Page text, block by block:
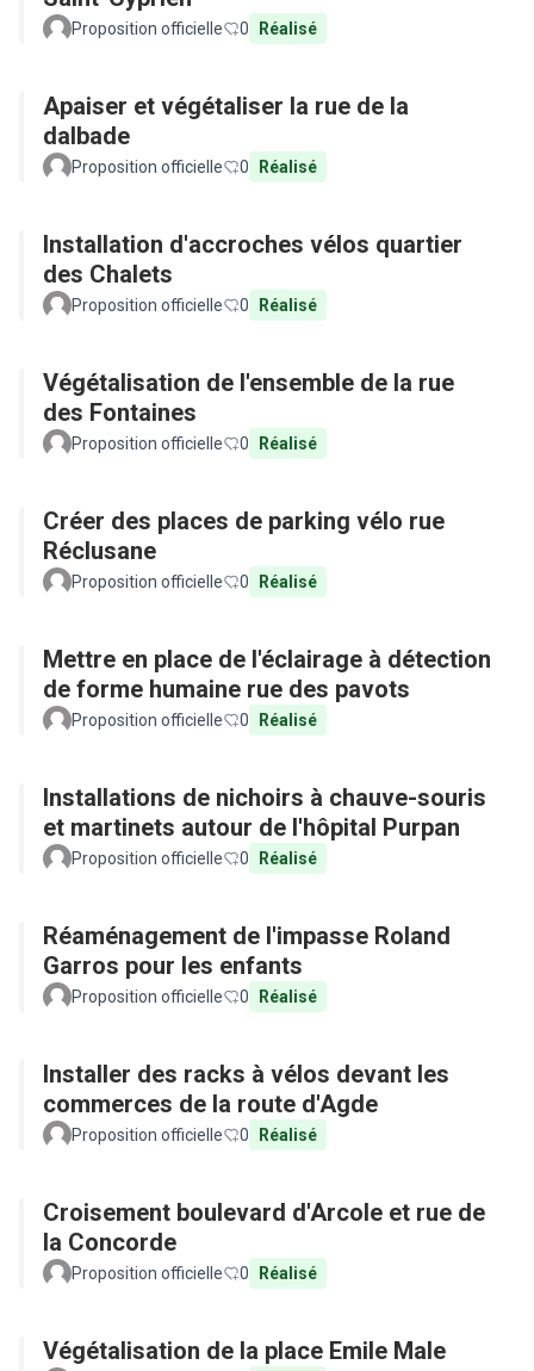
Proposition officielle 0 Réalisé
Apaiser et végétaliser la rue de la
dalbade
Proposition officielle 0 Réalisé
Installation d'accroches vélos quartier
des Chalets
Proposition officielle 0 Réalisé
Végétalisation de l'ensemble de la rue
des Fontaines
Proposition officielle 0 Réalisé
Créer des places de parking vélo rue
Réclusane
Proposition officielle 0 Réalisé
Mettre en place de l'éclairage à détection
de forme humaine rue des pavots
Proposition officielle 0 Réalisé
Installations de nichoirs à chauve-souris
et martinets autour de l'hôpital Purpan
Proposition officielle 0 Réalisé
Réaménagement de l'impasse Roland
Garros pour les enfants
Proposition officielle 0 Réalisé
Installer des racks à vélos devant les
commerces de la route d'Agde
Proposition officielle 0 Réalisé
Croisement boulevard d'Arcole et rue de
la Concorde
Proposition officielle 0 Réalisé
Végétalisation de la place Emile Male